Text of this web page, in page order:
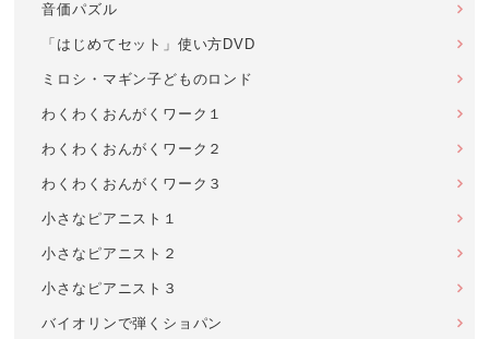
音価パズル
「はじめてセット」使い方DVD
ミロシ・マギン子どものロンド
わくわくおんがくワーク１
わくわくおんがくワーク２
わくわくおんがくワーク３
小さなピアニスト１
小さなピアニスト２
小さなピアニスト３
バイオリンで弾くショパン